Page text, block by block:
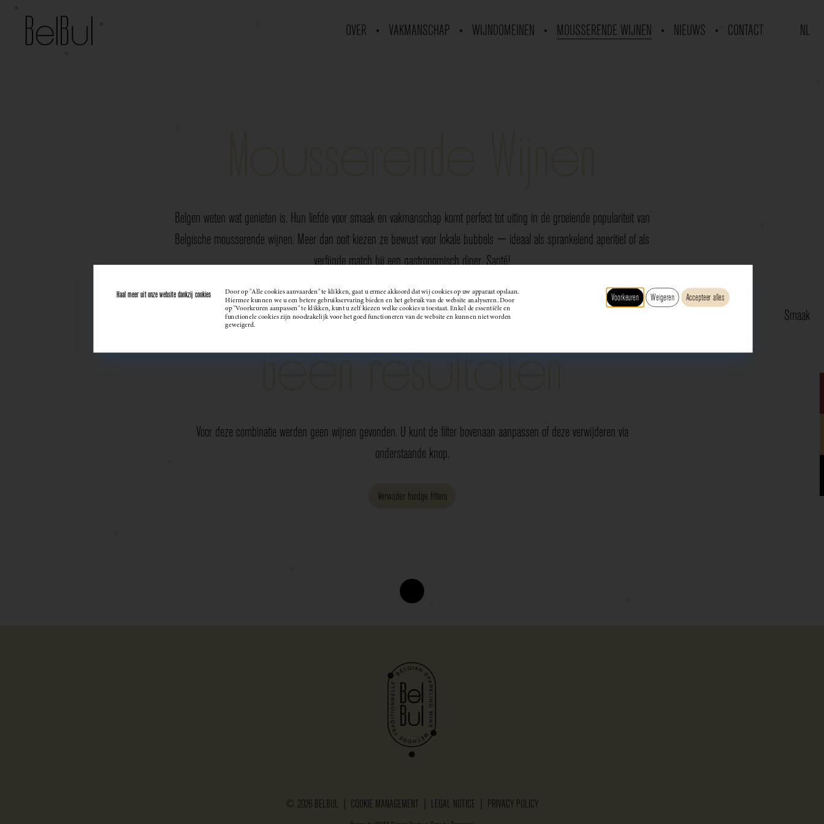
OVER VAKMANSCHAP WIJNDOMEINEN MOUSSERENDE WIJNEN NIEUWS CONTACT NL
Belgen weten wat genieten is. Hun liefde voor smaak en vakmanschap komt perfect tot uiting in de groeiende populariteit van
Belgische mousserende wijnen. Meer dan ooit kiezen ze bewust voor lokale bubbels — ideaal als sprankelend aperitief of als
verfijnde match bij een gastronomisch diner. Santé!
Wijndomein Smaak
Geen resultaten
Voor deze combinatie werden geen wijnen gevonden. U kunt de filter bovenaan aanpassen of deze verwijderen via
onderstaande knop.
Verwijder huidge filters
© 2026 BELBUL | COOKIE MANAGEMENT LEGAL NOTICE PRIVACY POLICY
Haal meer uit onze website dankzij cookies Door op "Alle cookies aanvaarden" te klikken, gaat u ermee akkoord dat wij cookies op uw apparaat opslaan.
Hiermee kunnen we u een betere gebruikservaring bieden en het gebruik van de website analyseren. Door
op "Voorkeuren aanpassen" te klikken, kunt u zelf kiezen welke cookies u toestaat. Enkel de essentiële en
functionele cookies zijn noodzakelijk voor het goed functioneren van de website en kunnen niet worden
geweigerd.
Voorkeuren Weigeren Accepteer alles